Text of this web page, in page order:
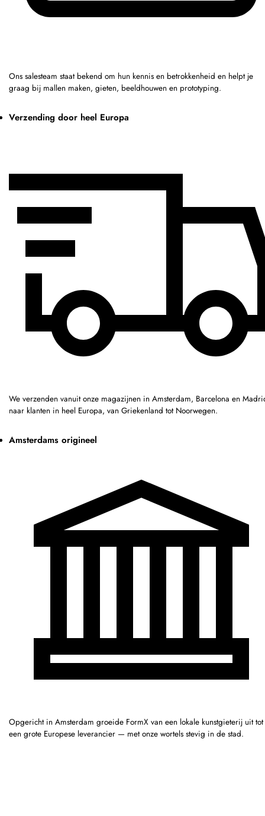
Ons salesteam staat bekend om hun kennis en betrokkenheid en helpt je
graag bij mallen maken, gieten, beeldhouwen en prototyping.
Verzending door heel Europa
We verzenden vanuit onze magazijnen in Amsterdam, Barcelona en
naar klanten in heel Europa, van Griekenland tot Noorwegen.
Amsterdams origineel
Opgericht in Amsterdam groeide FormX van een lokale kunstgieterij uit tot
een grote Europese leverancier — met onze wortels stevig in de stad.